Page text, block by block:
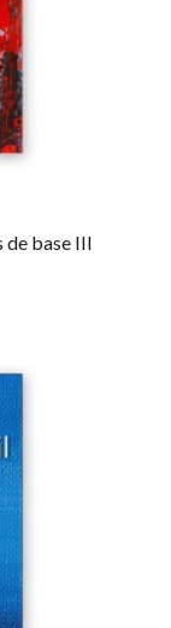
de base III